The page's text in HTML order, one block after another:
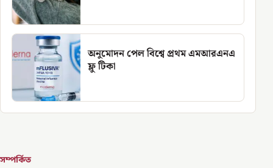
অনুমোদন পেল বিশ্বে প্রথম এমআরএনএ
ফ্লু টিকা
সম্পর্কিত